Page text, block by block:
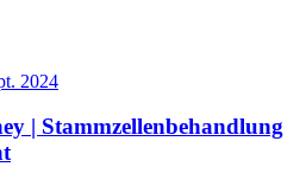
2024
| Stammzellenbehandlung